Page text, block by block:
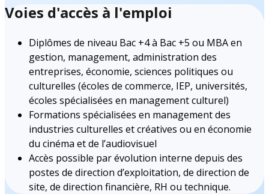
Voies d'accès à l'emploi
Diplômes de niveau Bac +4 à Bac +5 ou MBA en
gestion, management, administration des
entreprises, économie, sciences politiques ou
culturelles (écoles de commerce, IEP, universités,
écoles spécialisées en management culturel)
Formations spécialisées en management des
industries culturelles et créatives ou en économie
du cinéma et de l’audiovisuel
Accès possible par évolution interne depuis des
postes de direction d’exploitation, de direction de
site, de direction financière, RH ou technique.